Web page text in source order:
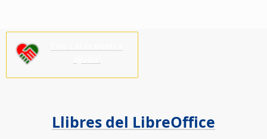
Llibres del LibreOffice